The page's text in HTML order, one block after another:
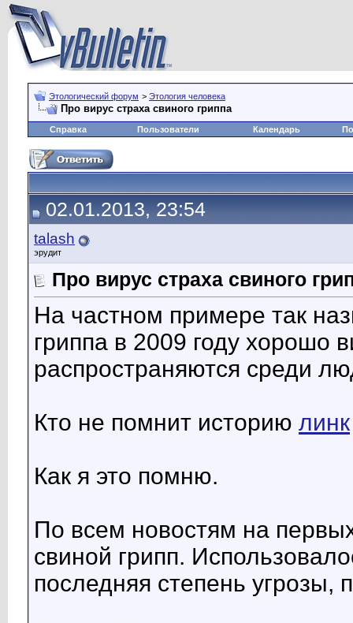
Этологический форум > Этология человека
Про вирус страха свиного гриппа
Справка Пользователи Календарь
02.01.2013, 23:54
talash
эрудит
Про вирус страха свиного
На частном примере так
гриппа в 2009 году хорошо
распространяются среди
Кто не помнит историю линк
Как я это помню.
По всем новостям на
свиной грипп.
последняя степень угрозы,